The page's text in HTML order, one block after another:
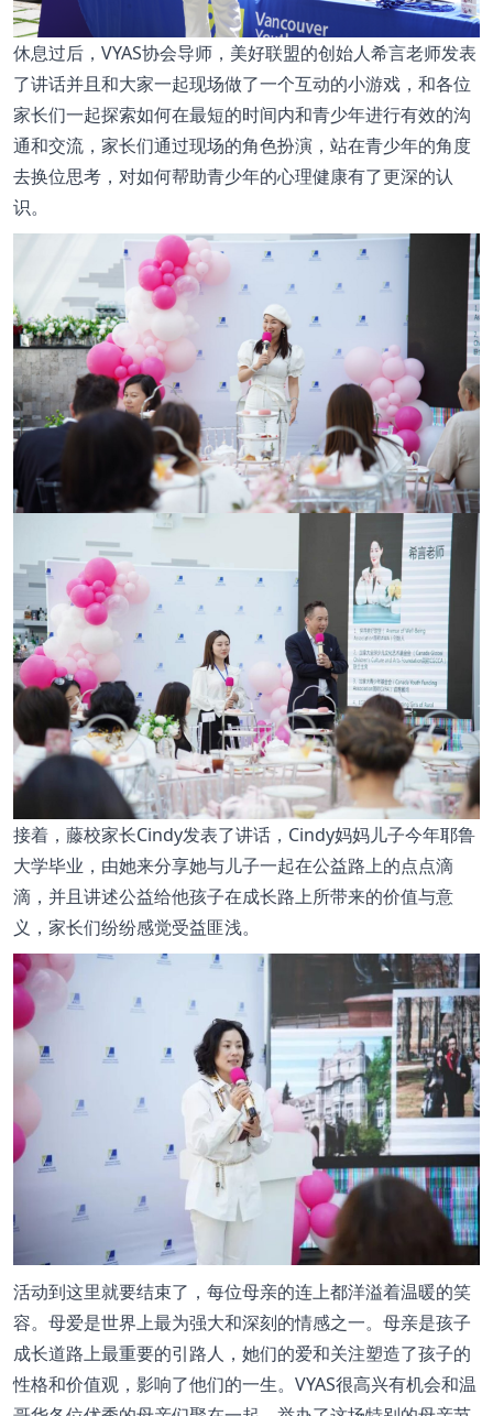
休息过后，VYAS协会导师，美好联盟的创始人希言老师发表
了讲话并且和大家一起现场做了一个互动的小游戏，和各位
家长们一起探索如何在最短的时间内和青少年进行有效的沟
通和交流，家长们通过现场的角色扮演，站在青少年的角度
去换位思考，对如何帮助青少年的心理健康有了更深的认
识。
接着，藤校家长Cindy发表了讲话，Cindy妈妈儿子今年耶鲁
大学毕业，由她来分享她与儿子一起在公益路上的点点滴
滴，并且讲述公益给他孩子在成长路上所带来的价值与意
义，家长们纷纷感觉受益匪浅。
活动到这里就要结束了，每位母亲的连上都洋溢着温暖的笑
容。母爱是世界上最为强大和深刻的情感之一。母亲是孩子
成长道路上最重要的引路人，她们的爱和关注塑造了孩子的
性格和价值观，影响了他们的一生。VYAS很高兴有机会和温